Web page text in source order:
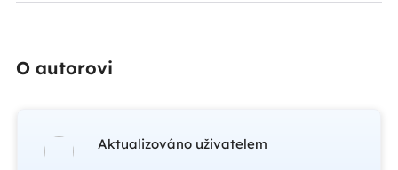
O autorovi
Aktualizováno uživatelem